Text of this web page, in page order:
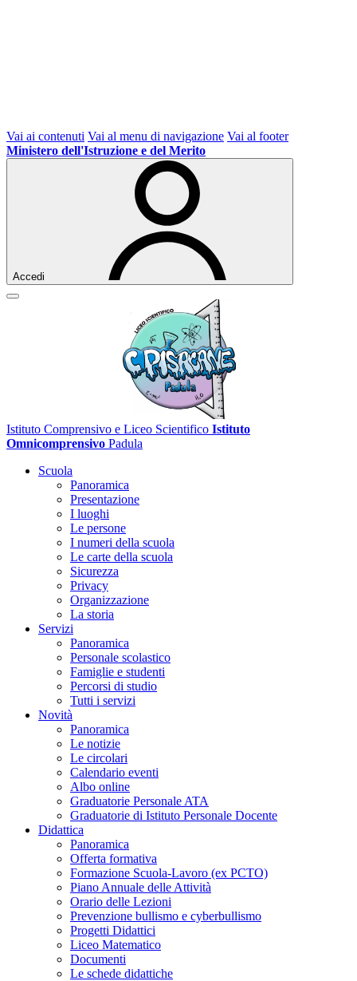
Vai ai contenuti Vai al menu di navigazione Vai al footer
Ministero dell'Istruzione e del Merito
Accedi
Istituto Comprensivo e Liceo Scientifico Istituto
Omnicomprensivo Padula
Scuola
Panoramica
Presentazione
I luoghi
Le persone
I numeri della scuola
Le carte della scuola
Sicurezza
Privacy
Organizzazione
La storia
Servizi
Panoramica
Personale scolastico
Famiglie e studenti
Percorsi di studio
Tutti i servizi
Novità
Panoramica
Le notizie
Le circolari
Calendario eventi
Albo online
Graduatorie Personale ATA
Graduatorie di Istituto Personale Docente
Didattica
Panoramica
Offerta formativa
Formazione Scuola-Lavoro (ex PCTO)
Piano Annuale delle Attività
Orario delle Lezioni
Prevenzione bullismo e cyberbullismo
Progetti Didattici
Liceo Matematico
Documenti
Le schede didattiche